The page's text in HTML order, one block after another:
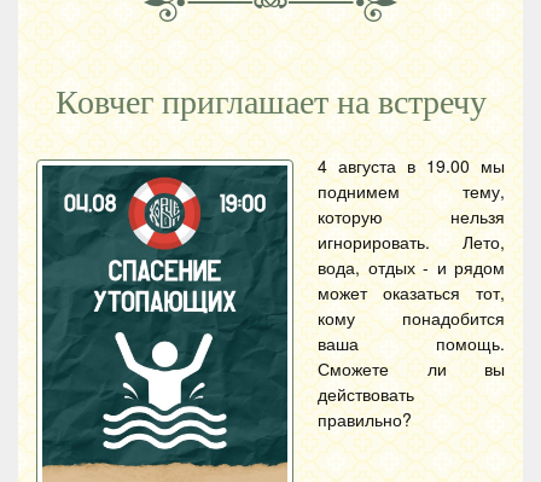
Ковчег приглашает на встречу
4 августа в 19.00 мы
поднимем тему,
которую нельзя
игнорировать. Лето,
вода, отдых - и рядом
может оказаться тот,
кому понадобится
ваша помощь.
Сможете ли вы
действовать
правильно?